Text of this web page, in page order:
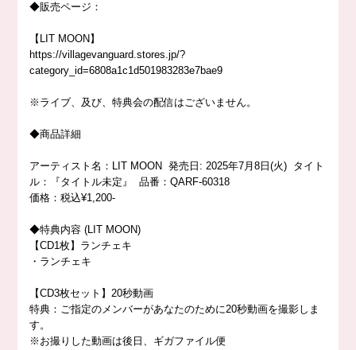
◆販売ページ：
【LIT MOON】
https://villagevanguard.stores.jp/?
category_id=6808a1c1d501983283e7bae9
※ライブ、及び、特典会の配信はございません。
◆商品詳細
アーティスト名：LIT MOON 発売日: 2025年7月8日(火) タイト
ル：『タイトル未定』 品番：QARF-60318
価格：税込¥1,200-
◆特典内容 (LIT MOON)
【CD1枚】ランチェキ
・ランチェキ
【CD3枚セット】20秒動画
特典：ご指定のメンバーがあなたのために20秒動画を撮影しま
す。
※お撮りした動画は後日、ギガファイル便